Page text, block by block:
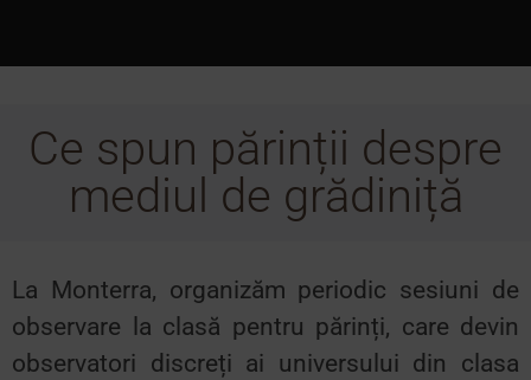
Ce spun părinții despre
mediul de grădiniță
La Monterra, organizăm periodic sesiuni de
observare la clasă pentru părinți, care devin
observatori discreți ai universului din clasa